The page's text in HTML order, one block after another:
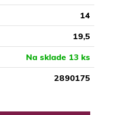
14
19,5
Na sklade 13 ks
2890175